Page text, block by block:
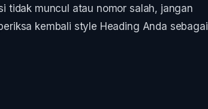
tidak muncul atau nomor salah, jangan
kembali style Heading Anda sebagai